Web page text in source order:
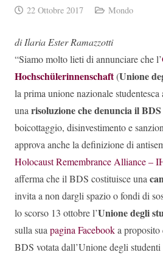
22 Ottobre 2017 Mondo
di Ilaria Ester Ramazzotti
“Siamo molto lieti di annunciare che l’
Hochschülerinnenschaft(Unione
la prima unione nazionale
unarisoluzione che denuncia il BDS
boicottaggio, disinvestimento e
approva anche la definizione di
Holocaust Remembrance Alliance –
afferma che il BDS costituisce una
invita a non dargli spazio o fondi di
lo scorso 13 ottobre l’Unione degli
sulla suapagina Facebooka
BDS votata dall’Unione degli studenti